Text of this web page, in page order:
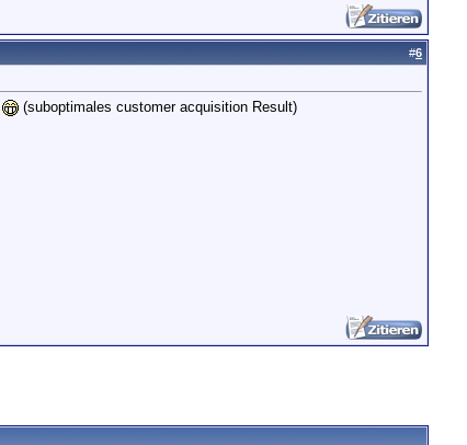
#6
(suboptimales customer acquisition Result)